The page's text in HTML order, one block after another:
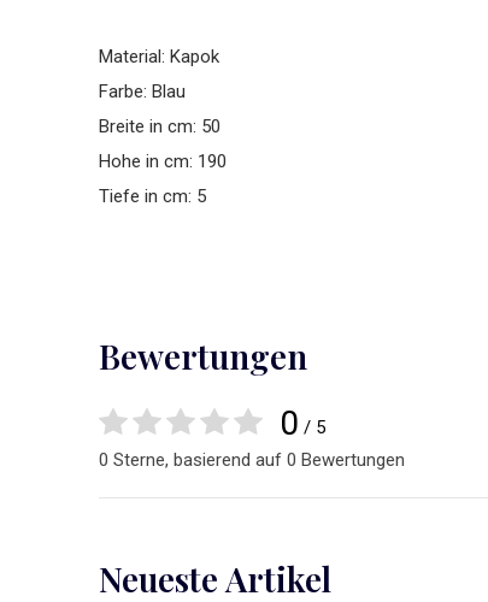
Material: Kapok
Farbe: Blau
Breite in cm: 50
Hohe in cm: 190
Tiefe in cm: 5
Bewertungen
0 / 5
0 Sterne, basierend auf 0 Bewertungen
Neueste Artikel